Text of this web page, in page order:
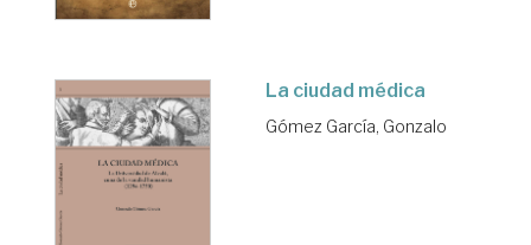
La ciudad médica
Gómez García, Gonzalo